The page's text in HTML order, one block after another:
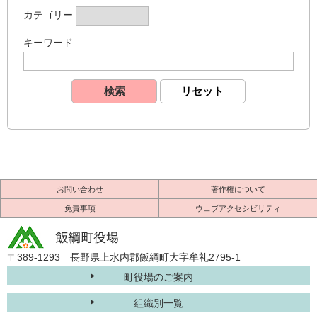
カテゴリー
キーワード
お問い合わせ 著作権について
免責事項 ウェブアクセシビリティ
〒389-1293 長野県上水内郡飯綱町大字牟礼2795-1
町役場のご案内
組織別一覧